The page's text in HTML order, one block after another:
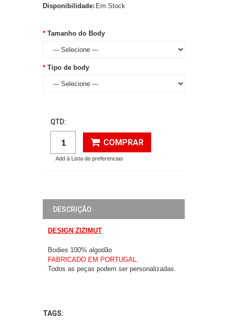
Disponibilidade:Em Stock
Tamanho do Body
Tipo de body
QTD:
COMPRAR
Add à Lista de preferencias
DESCRIÇÃO
DESIGN ZIZIMUT
Bodies 100% algodão
FABRICADO EM PORTUGAL.
Todos as peças podem ser personalizadas.
TAGS: